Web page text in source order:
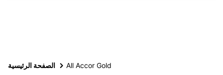
الصفحة الرئيسية All Accor Gold